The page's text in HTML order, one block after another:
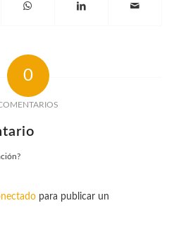
0
para publicar un